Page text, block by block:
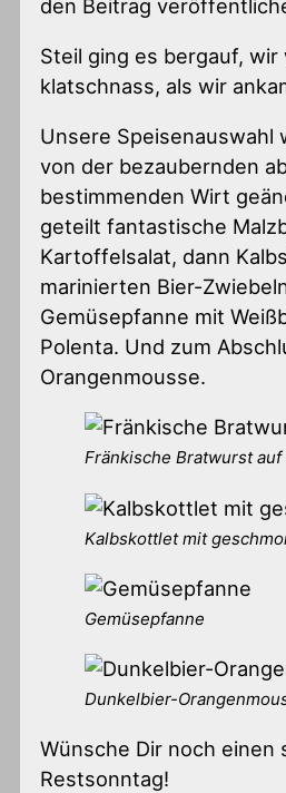
den Beitrag
Steil ging es bergauf, wir
klatschnass, als wir
Unsere Speisenauswahl
von der bezaubernden
bestimmenden Wirt
geteilt fantastische
Kartoffelsalat, dann
marinierten Bier-
Gemüsepfanne mit
Polenta. Und zum
Orangenmousse.
Fränkische Bratwurst
Kalbskottlet mit
Gemüsepfanne
Dunkelbier-
Wünsche Dir noch einen
Restsonntag!